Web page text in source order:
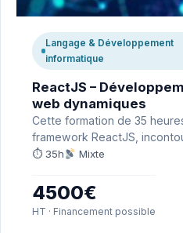
Langage & Développement
informatique
ReactJS –
web dynamiques
Cette formation de 35
framework ReactJS,
développement d’interfaces
⏱ 35h Mixte
4500€
HT · Financement possible